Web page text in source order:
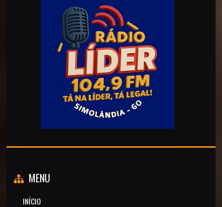
MENU
INÍCIO